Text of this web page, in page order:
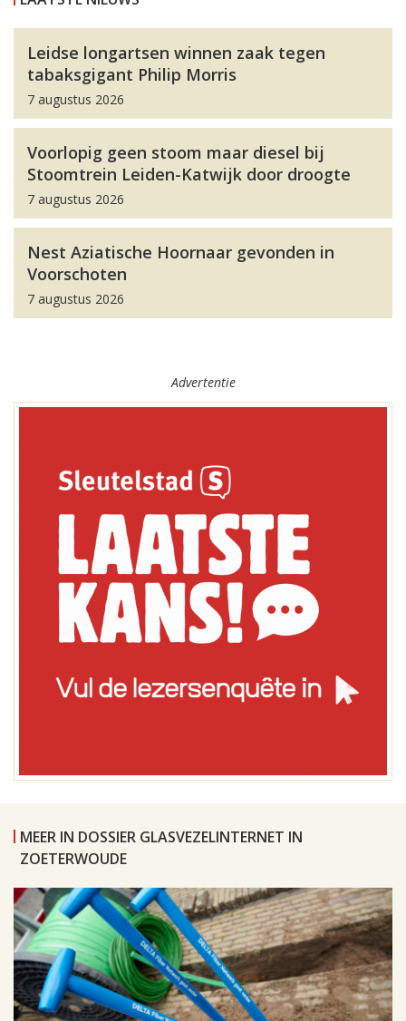
Leidse longartsen winnen zaak tegen
tabaksgigant Philip Morris
7 augustus 2026
Voorlopig geen stoom maar diesel bij
Stoomtrein Leiden-Katwijk door droogte
7 augustus 2026
Nest Aziatische Hoornaar gevonden in
Voorschoten
7 augustus 2026
Advertentie
MEER IN DOSSIER GLASVEZELINTERNET IN
ZOETERWOUDE